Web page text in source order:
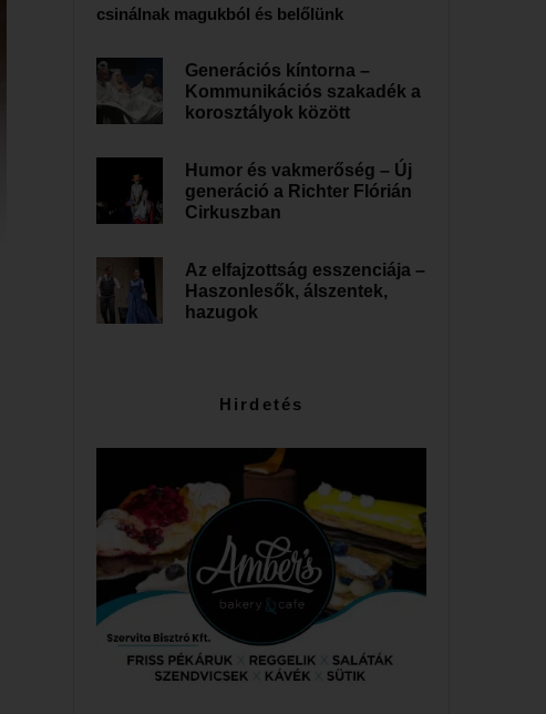
csinálnak magukból és belőlünk
Generációs kíntorna –
Kommunikációs szakadék a
korosztályok között
Humor és vakmerőség – Új
generáció a Richter Flórián
Cirkuszban
Az elfajzottság esszenciája –
Haszonlesők, álszentek,
hazugok
Hirdetés